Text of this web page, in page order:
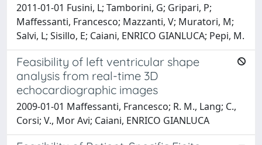
2011-01-01 Fusini, L; Tamborini, G; Gripari, P;
Maffessanti, Francesco; Mazzanti, V; Muratori, M;
Salvi, L; Sisillo, E; Caiani, ENRICO GIANLUCA; Pepi, M.
Feasibility of left ventricular shape
analysis from real-time 3D
echocardiographic images
2009-01-01 Maffessanti, Francesco; R. M., Lang; C.,
Corsi; V., Mor Avi; Caiani, ENRICO GIANLUCA